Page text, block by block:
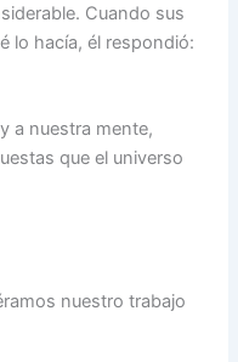
Cuando sus
lo hacía, él respondió:
a nuestra mente,
que el universo
nuestro trabajo